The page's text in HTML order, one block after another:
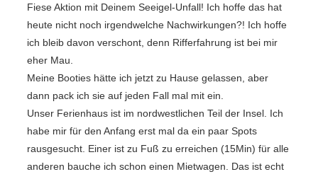
Fiese Aktion mit Deinem Seeigel-Unfall! Ich hoffe das hat
heute nicht noch irgendwelche Nachwirkungen?! Ich hoffe
ich bleib davon verschont, denn Rifferfahrung ist bei mir
eher Mau.
Meine Booties hätte ich jetzt zu Hause gelassen, aber
dann pack ich sie auf jeden Fall mal mit ein.
Unser Ferienhaus ist im nordwestlichen Teil der Insel. Ich
habe mir für den Anfang erst mal da ein paar Spots
rausgesucht. Einer ist zu Fuß zu erreichen (15Min) für alle
anderen bauche ich schon einen Mietwagen. Das ist echt